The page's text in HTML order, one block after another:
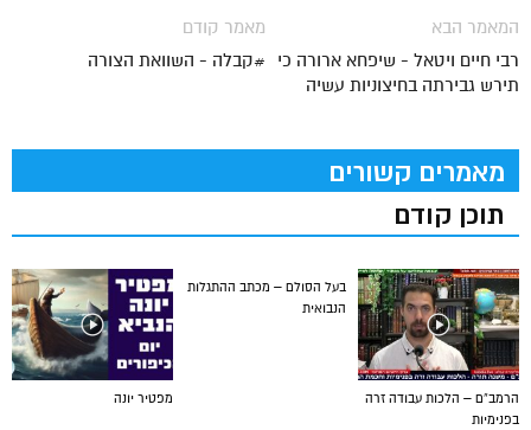
מאמר קודם
#קבלה - השוואת הצורה
המאמר הבא
רבי חיים ויטאל - שיפחא ארורה כי
תירש גבירתה בחיצוניות עשיה
מאמרים קשורים
תוכן קודם
מפטיר יונה
בעל הסולם – מכתב ההתגלות
הנבואית
הרמב”ם – הלכות עבודה זרה
בפנימיות